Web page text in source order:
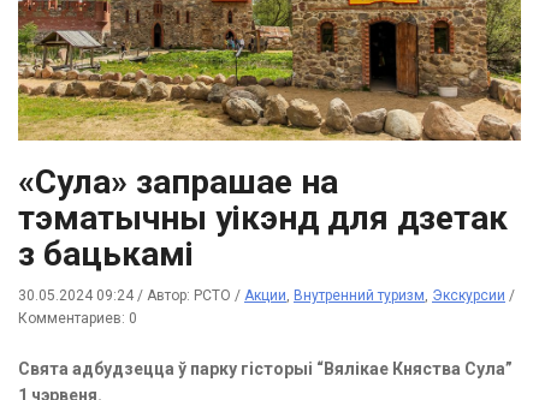
«Сула» запрашае на
тэматычны уікэнд для дзетак
з бацькамі
30.05.2024 09:24 / Автор: РСТО / Акции, Внутренний туризм, Экскурсии /
Комментариев: 0
Свята адбудзецца ў парку гісторыі “Вялікае Княства Сула”
1 чэрвеня.